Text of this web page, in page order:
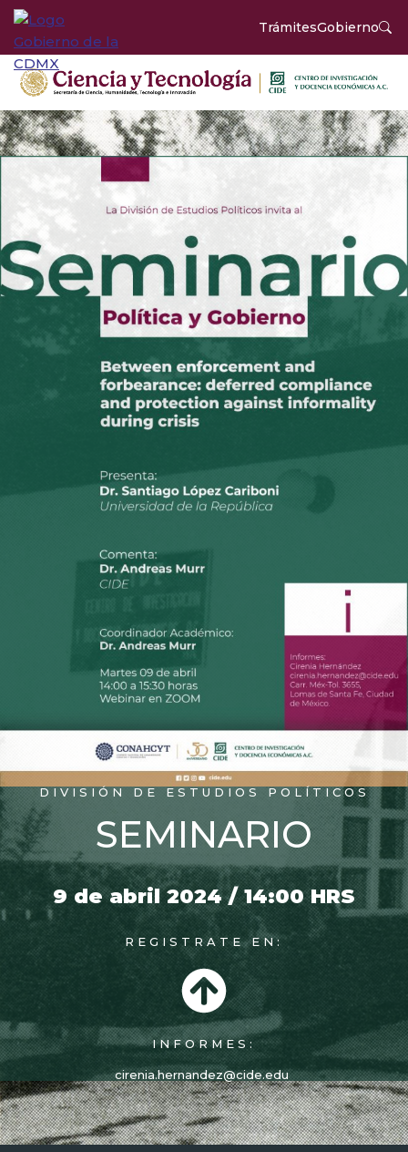
TrámitesGobierno
DIVISIÓN DE ESTUDIOS POLÍTICOS
SEMINARIO
9 de abril 2024 / 14:00 HRS
REGISTRATE EN:
INFORMES:
cirenia.hernandez@cide.edu